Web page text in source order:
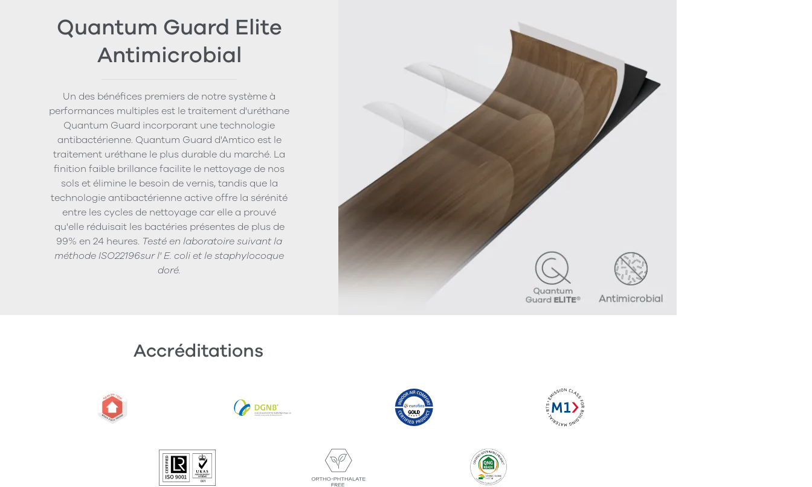
Quantum Guard Elite
Antimicrobial
Un des bénéfices premiers de notre système à
performances multiples est le traitement d'uréthane
Quantum Guard incorporant une technologie
antibactérienne. Quantum Guard d'Amtico est le
traitement uréthane le plus durable du marché. La
finition faible brillance facilite le nettoyage de nos
sols et élimine le besoin de vernis, tandis que la
technologie antibactérienne active offre la sérénité
entre les cycles de nettoyage car elle a prouvé
qu'elle réduisait les bactéries présentes de plus de
99% en 24 heures. Testé en laboratoire suivant la
méthode ISO22196sur l' E. coli et le staphylocoque
doré.
Accréditations